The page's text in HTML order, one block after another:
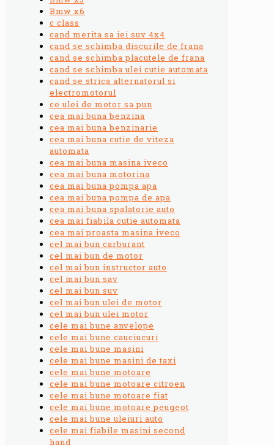
Bmw x6
c class
cand merita sa iei suv 4x4
cand se schimba discurile de frana
cand se schimba placutele de frana
cand se schimba ulei cutie automata
cand se strica alternatorul si
electromotorul
ce ulei de motor sa pun
cea mai buna benzina
cea mai buna benzinarie
cea mai buna cutie de viteza
automata
cea mai buna masina iveco
cea mai buna motorina
cea mai buna pompa apa
cea mai buna pompa de apa
cea mai buna spalatorie auto
cea mai fiabila cutie automata
cea mai proasta masina iveco
cel mai bun carburant
cel mai bun de motor
cel mai bun instructor auto
cel mai bun sav
cel mai bun suv
cel mai bun ulei de motor
cel mai bun ulei motor
cele mai bune anvelope
cele mai bune cauciucuri
cele mai bune masini
cele mai bune masini de taxi
cele mai bune motoare
cele mai bune motoare citroen
cele mai bune motoare fiat
cele mai bune motoare peugeot
cele mai bune uleiuri auto
cele mai fiabile masini second
hand